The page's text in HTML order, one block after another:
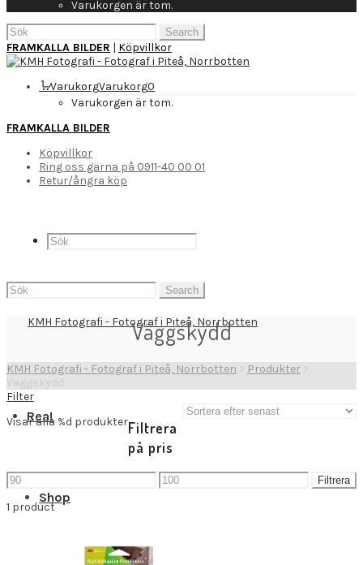
Varukorgen är tom.
Search
for:
FRAMKALLA BILDER | Köpvillkor
VarukorgVarukorg0
Varukorgen är tom.
FRAMKALLA BILDER
Köpvillkor
Ring oss gärna på 0911-40 00 01
Retur/ångra köp
Rea!
Shop
Search
for:
Väggskydd
KMH Fotografi - Fotograf i Piteå, Norrbotten > Produkter >
Väggskydd
Filter
Visar alla %d produkterFiltrera
på pris
Min
pris
Max
pris
Filtrera
1 product